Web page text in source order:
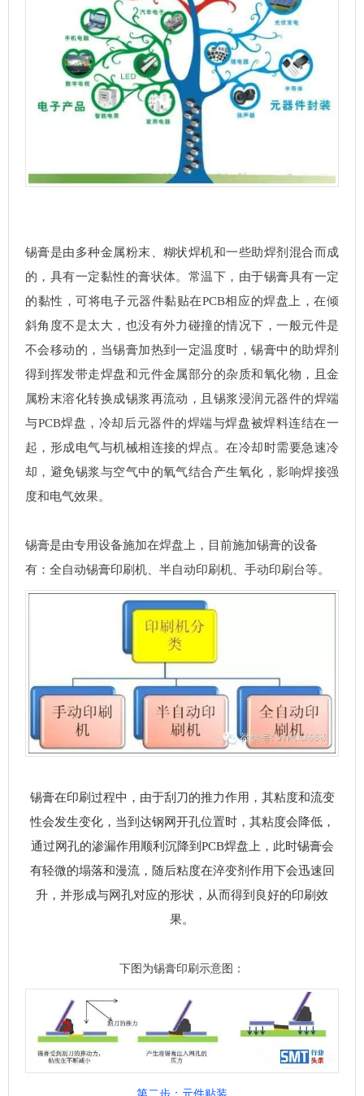
锡膏是由多种金属粉末、糊状焊机和一些助焊剂混合而成
的，具有一定黏性的膏状体。常温下，由于锡膏具有一定
的黏性，可将电子元器件黏贴在PCB相应的焊盘上，在倾
斜角度不是太大，也没有外力碰撞的情况下，一般元件是
不会移动的，当锡膏加热到一定温度时，锡膏中的助焊剂
得到挥发带走焊盘和元件金属部分的杂质和氧化物，且金
属粉末溶化转换成锡浆再流动，且锡浆浸润元器件的焊端
与PCB焊盘，冷却后元器件的焊端与焊盘被焊料连结在一
起，形成电气与机械相连接的焊点。在冷却时需要急速冷
却，避免锡浆与空气中的氧气结合产生氧化，影响焊接强
度和电气效果。
锡膏是由专用设备施加在焊盘上，目前施加锡膏的设备
有：全自动锡膏印刷机、半自动印刷机、手动印刷台等。
锡膏在印刷过程中，由于刮刀的推力作用，其粘度和流变
性会发生变化，当到达钢网开孔位置时，其粘度会降低，
通过网孔的渗漏作用顺利沉降到PCB焊盘上，此时锡膏会
有轻微的塌落和漫流，随后粘度在淬变剂作用下会迅速回
升，并形成与网孔对应的形状，从而得到良好的印刷效
果。
下图为锡膏印刷示意图：